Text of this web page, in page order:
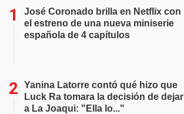
José Coronado brilla en Netflix con
el estreno de una nueva miniserie
española de 4 capítulos
Yanina Latorre contó qué hizo que
Luck Ra tomara la decisión de dejar
a La Joaqui: "Ella lo..."